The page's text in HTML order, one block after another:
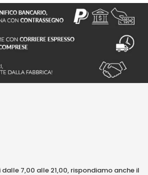
7,00 alle 21,00, rispondiamo anche il